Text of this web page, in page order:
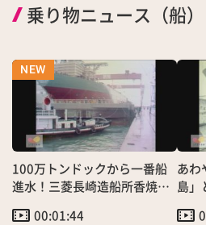
乗り物ニュース（船）
100万トンドックから一番船
進水！三菱長崎造船所香焼工
00:01:44
あわ
島」